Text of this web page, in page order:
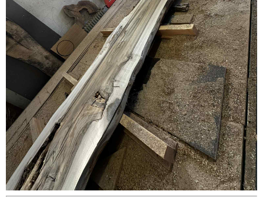
O
P
O
R
U
Č
E
M
E
ATYPICKÉ
HODINY
KAŠTAN
-
CHESTNUT
EDGE